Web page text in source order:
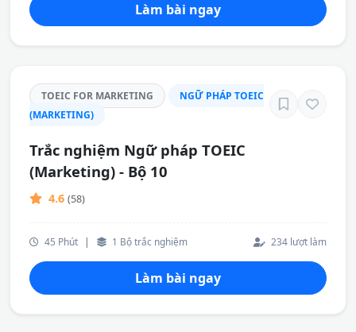
Làm bài ngay
TOEIC FOR MARKETING
NGỮ PHÁP TOEIC
(MARKETING)
Trắc nghiệm Ngữ pháp TOEIC
(Marketing) - Bộ 10
4.6 (58)
45 Phút | 1 Bộ trắc nghiệm 234 lượt làm
Làm bài ngay